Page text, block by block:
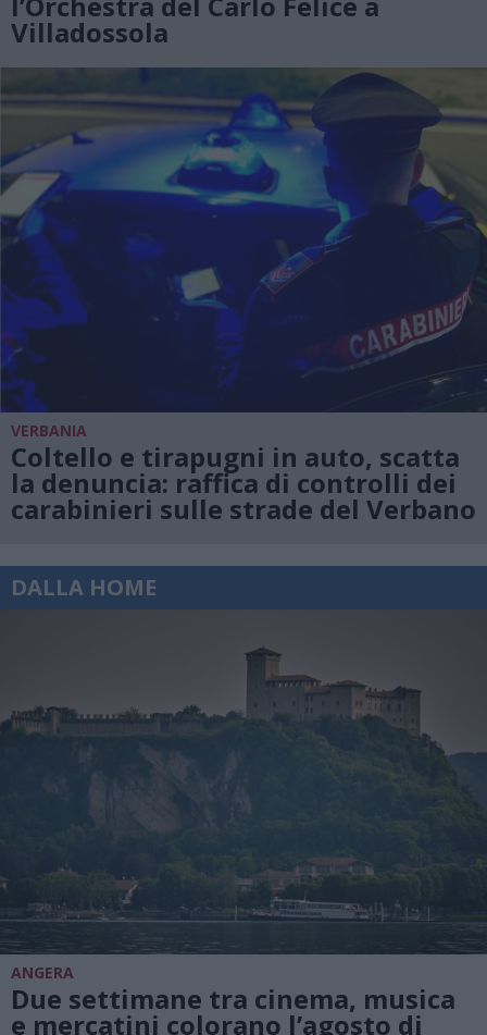
Villadossola
VERBANIA
Coltello e tirapugni in auto, scatta
la denuncia: raffica di controlli dei
carabinieri sulle strade del Verbano
DALLA HOME
ANGERA
Due settimane tra cinema, musica
e mercatini colorano l’agosto di